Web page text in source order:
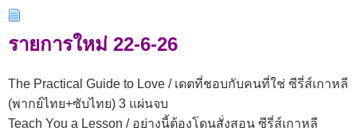
รายการใหม่ 22-6-26
The Practical Guide to Love / เดตที่ชอบกับคนที่ใช่ ซีรี่ส์เกาหลี
(พากย์ไทย+ซับไทย) 3 แผ่นจบ
Teach You a Lesson / อย่างนี้ต้องโดนสั่งสอน ซีรี่ส์เกาหลี